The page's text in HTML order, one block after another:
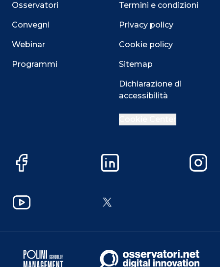
Osservatori
Convegni
Webinar
Programmi
Termini e condizioni
Privacy policy
Cookie policy
Sitemap
Dichiarazione di
accessibilità
Facebook LinkedIn
YouTube X